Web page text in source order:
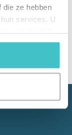
die ze hebben
services. U